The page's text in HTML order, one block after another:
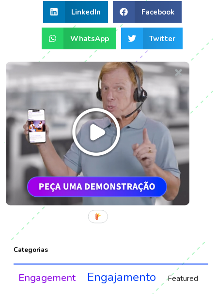
LinkedIn Facebook
WhatsApp Twitter
Categorias
Engagement Engajamento Featured